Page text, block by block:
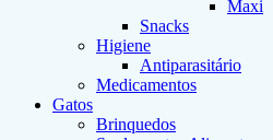
Maxi
Snacks
Higiene
Antiparasitário
Medicamentos
Gatos
Brinquedos